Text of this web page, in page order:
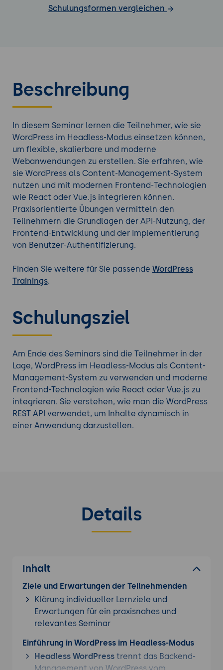
Schulungsformen vergleichen
Beschreibung
In diesem Seminar lernen die Teilnehmer, wie sie
WordPress im Headless-Modus einsetzen können,
um flexible, skalierbare und moderne
Webanwendungen zu erstellen. Sie erfahren, wie
sie WordPress als Content-Management-System
nutzen und mit modernen Frontend-Technologien
wie React oder Vue.js integrieren können.
Praxisorientierte Übungen vermitteln den
Teilnehmern die Grundlagen der API-Nutzung, der
Frontend-Entwicklung und der Implementierung
von Benutzer-Authentifizierung.
Finden Sie weitere für Sie passende WordPress
Trainings.
Schulungsziel
Am Ende des Seminars sind die Teilnehmer in der
Lage, WordPress im Headless-Modus als Content-
Management-System zu verwenden und moderne
Frontend-Technologien wie React oder Vue.js zu
integrieren. Sie verstehen, wie man die WordPress
REST API verwendet, um Inhalte dynamisch in
einer Anwendung darzustellen.
Details
Inhalt
Ziele und Erwartungen der Teilnehmenden
Klärung individueller Lernziele und
Erwartungen für ein praxisnahes und
relevantes Seminar
Einführung in WordPress im Headless-Modus
Headless WordPresstrennt das Backend-